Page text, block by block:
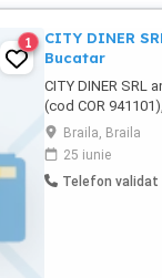
1
CITY DINER
Bucatar
CITY DINER SRL
(cod COR
Cerințe: Studii
experiență în
limba engleză
interesați sunt
Braila, Braila
25 iunie
Telefon validat